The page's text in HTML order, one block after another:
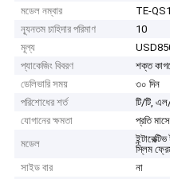
মডেল নম্বার
TE-
ন্যূনতম চাহিদার পরিমাণ
10
মূল্য
প্যাকেজিং বিবরণ
শক্ত
ডেলিভারি সময়
৩০ দিন
পরিশোধের শর্ত
টি/টি,
যোগানের ক্ষমতা
প্রতি
মডেল
স্লিম
সাইড বার
না